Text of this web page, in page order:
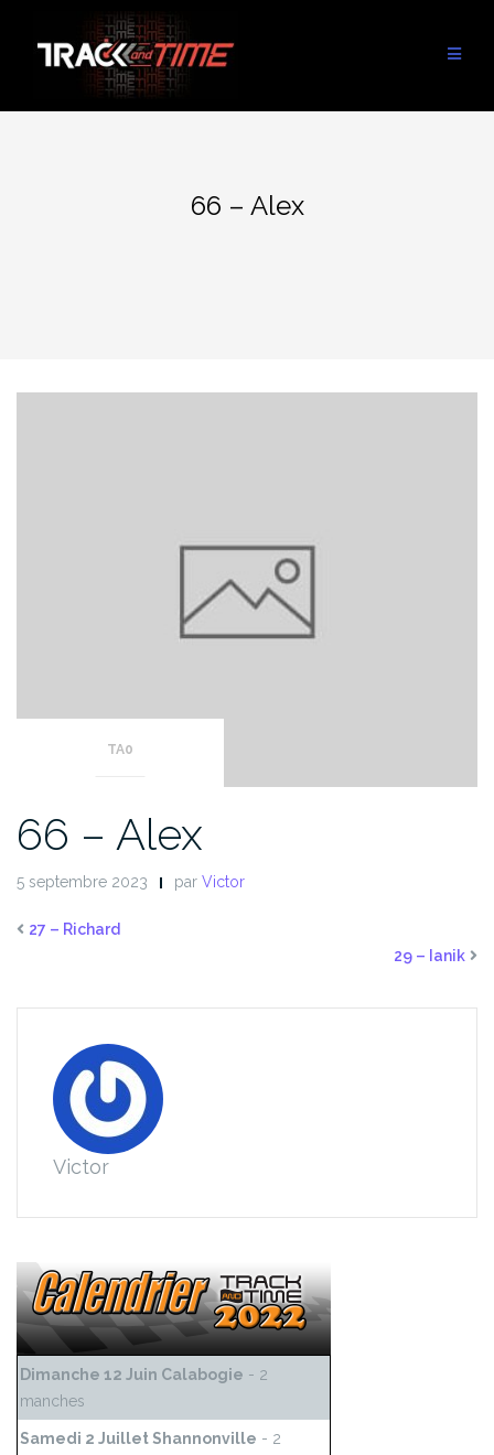
contenu
66 – Alex
TA0
66 – Alex
5 septembre 2023 par Victor
27 – Richard
29 – Ianik
Victor
Dimanche 12 Juin Calabogie - 2
manches
Samedi 2 Juillet Shannonville - 2